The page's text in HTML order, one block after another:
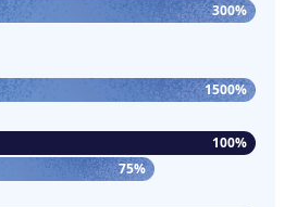
300%
1500%
100%
75%